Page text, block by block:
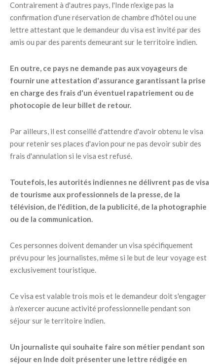
Contrairement à d'autres pays, l'Inde n'exige pas la
confirmation d'une réservation de chambre d'hôtel ou une
lettre attestant que le demandeur du visa est invité par des
amis ou par des parents demeurant sur le territoire indien.
En outre, ce pays ne demande pas aux voyageurs de
fournir une attestation d'assurance garantissant la prise
en charge des frais d'un éventuel rapatriement ou de
photocopie de leur billet de retour.
Par ailleurs, il est conseillé d'attendre d'avoir obtenu le visa
pour retenir ses places d'avion pour ne pas devoir subir des
frais d'annulation si le visa est refusé.
Toutefois, les autorités indiennes ne délivrent pas de visa
de tourisme aux professionnels de la presse, de la
télévision, de l'édition, de la publicité, de la photographie
ou de la communication.
Ces personnes doivent demander un visa spécifiquement
prévu pour les journalistes, même si le but de leur voyage est
exclusivement touristique.
Ce visa est valable trois mois et le demandeur doit s'engager
à n'exercer aucune activité professionnelle pendant son
séjour sur le territoire indien.
Un journaliste qui souhaite faire son métier pendant son
séjour en Inde doit présenter une lettre rédigée en